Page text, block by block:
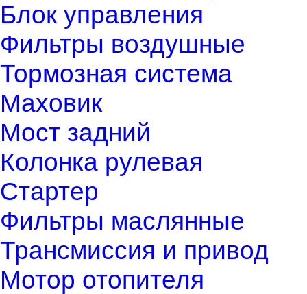
Блок управления
Фильтры воздушные
Тормозная система
Маховик
Мост задний
Колонка рулевая
Стартер
Фильтры маслянные
Трансмиссия и привод
Мотор отопителя